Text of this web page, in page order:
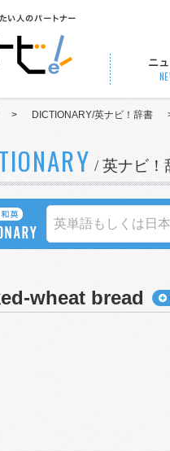
ニ
> DICTIONARY/英ナビ！辞書
/ 英ナビ！
wheat bread